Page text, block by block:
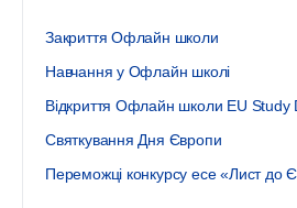
Закриття Офлайн школи
Навчання у Офлайн школі
Відкриття Офлайн школи EU Study
Святкування Дня Європи
Переможці конкурсу есе «Лист до